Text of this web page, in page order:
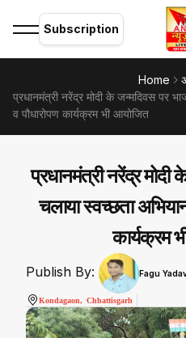
Subscription
Home
प्रधानमंत्री नरेंद्र मोदी के जन्मदिवस पर
व पौधारोपण कार्यक्रम भी आयोजित
प्रधानमंत्री नरेंद्र
चलाया स्वच्छता
कार्यक्रम
Publish By: Fagu
Kondagaon, Chhattisgarh